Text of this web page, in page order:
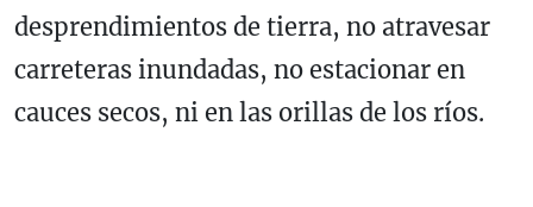
desprendimientos de tierra, no atravesar
carreteras inundadas, no estacionar en
cauces secos, ni en las orillas de los ríos.